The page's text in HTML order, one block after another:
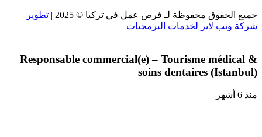
جميع الحقوق محفوظة لـ فرص عمل في تركيا © 2025 |
تطوير
شركة ويب لاير لخدمات البرمجيات
Responsable commercial(e) – Tourisme médical &
soins dentaires (Istanbul)
منذ 6 أشهر